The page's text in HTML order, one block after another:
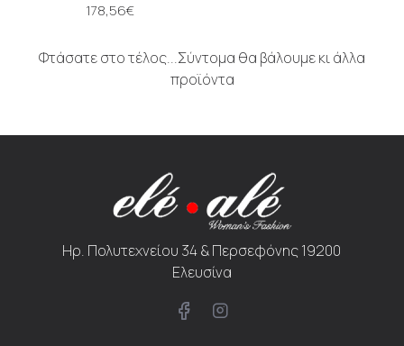
178,56€
Φτάσατε στο τέλος...Σύντομα θα βάλουμε κι άλλα
προϊόντα
Ηρ. Πολυτεχνείου 34 & Περσεφόνης 19200
Ελευσίνα